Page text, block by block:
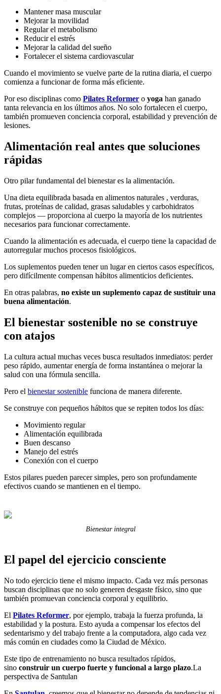
Mantener masa muscular
Mejorar la movilidad
Regular el metabolismo
Reducir el estrés
Mejorar la calidad del sueño
Fortalecer el sistema cardiovascular
Cuando el movimiento se vuelve parte de la rutina diaria, el cuerpo
comienza a funcionar de forma más eficiente.
Por eso disciplinas como Pilates Reformer o yoga han ganado
tanta relevancia en los últimos años. No solo fortalecen el cuerpo,
también promueven conciencia corporal, estabilidad y prevención de
lesiones.
Alimentación real antes que soluciones
rápidas
Otro pilar fundamental del bienestar es la alimentación.
Una dieta equilibrada basada en alimentos naturales , verduras,
frutas, proteínas de calidad, grasas saludables y carbohidratos
complejos — proporciona al cuerpo la mayoría de los nutrientes
necesarios para funcionar correctamente.
Cuando la alimentación es adecuada, el cuerpo tiene la capacidad de
autorregular muchos procesos fisiológicos.
Los suplementos pueden tener un lugar en ciertos casos específicos,
pero difícilmente compensan hábitos alimenticios deficientes.
En otras palabras, no existe un suplemento capaz de sustituir una
buena alimentación.
El bienestar sostenible no se construye
con atajos
La cultura actual muchas veces busca resultados inmediatos: perder
peso rápido, aumentar energía de forma instantánea o mejorar la
salud con una fórmula sencilla.
Pero el bienestar sostenible funciona de manera diferente.
Se construye con pequeños hábitos que se repiten todos los días:
Movimiento regular
Alimentación equilibrada
Buen descanso
Manejo del estrés
Conexión con el cuerpo
Estos pilares pueden parecer simples, pero son profundamente
efectivos cuando se mantienen en el tiempo.
Bienestar integral
El papel del ejercicio consciente
No todo ejercicio tiene el mismo impacto. Cada vez más personas
buscan disciplinas que no solo generen desgaste físico, sino que
también promuevan conciencia corporal y equilibrio.
El Pilates Reformer, por ejemplo, trabaja la fuerza profunda, la
estabilidad y la postura. Esto ayuda a compensar los efectos del
sedentarismo y del trabajo frente a la computadora, algo cada vez
más común en ciudades como la Ciudad de México.
Este tipo de entrenamiento no busca resultados rápidos,
sino construir un cuerpo fuerte y funcional a largo plazo.La
perspectiva de Santulan